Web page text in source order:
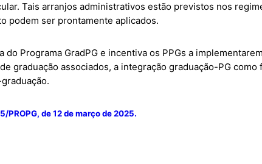
Tais arranjos administrativos estão previstos nos
podem ser prontamente aplicados.
do Programa GradPG e incentiva os PPGs a
graduação associados, a integração graduação-PG como
PROPG, de 12 de março de 2025.